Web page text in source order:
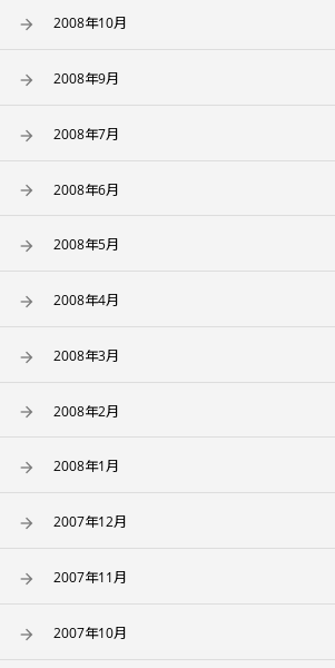
2008年10月
2008年9月
2008年7月
2008年6月
2008年5月
2008年4月
2008年3月
2008年2月
2008年1月
2007年12月
2007年11月
2007年10月